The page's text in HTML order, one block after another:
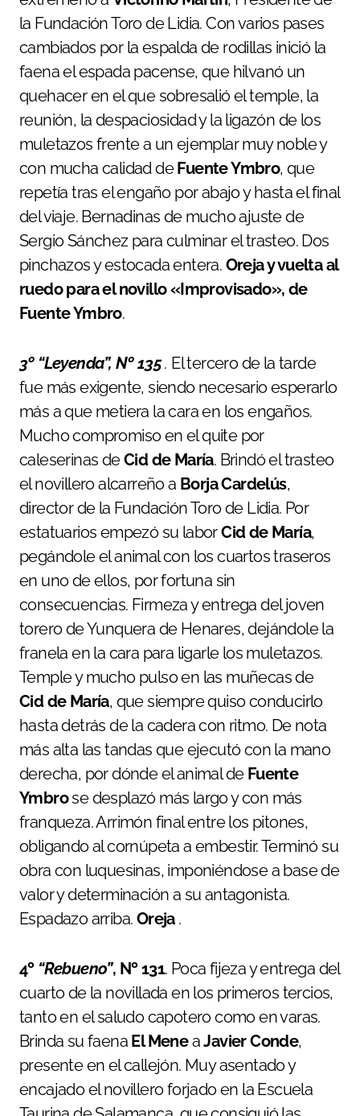
la Fundación Toro de Lidia. Con varios pases
cambiados por la espalda de rodillas inició la
faena el espada pacense, que hilvanó un
quehacer en el que sobresalió el temple, la
reunión, la despaciosidad y la ligazón de los
muletazos frente a un ejemplar muy noble y
con mucha calidad deFuente Ymbro, que
repetía tras el engaño por abajo y hasta el final
del viaje. Bernadinas de mucho ajuste de
Sergio Sánchez para culminar el trasteo. Dos
pinchazos y estocada entera. Oreja y vuelta al
ruedo para el novillo «Improvisado», de
Fuente Ymbro.
3º “Leyenda”, Nº 135. El tercero de la tarde
fue más exigente, siendo necesario esperarlo
más a que metiera la cara en los engaños.
Mucho compromiso en el quite por
caleserinas deCidde María. Brindó el trasteo
el novillero alcarreño a BorjaCardelús,
director de la Fundación Toro de Lidia. Por
estatuarios empezó su laborCid de María,
pegándole el animal con los cuartos traseros
en uno de ellos, por fortuna sin
consecuencias. Firmeza y entrega del joven
torero de Yunquera de Henares, dejándole la
franela en la cara para ligarle los muletazos.
Temple y mucho pulso en las muñecas de
Cid de María, que siempre quiso conducirlo
hasta detrás de la cadera con ritmo. De nota
más alta las tandas que ejecutó con la mano
derecha, por dónde el animal de Fuente
Ymbrose desplazó más largo y con más
franqueza. Arrimón final entre los pitones,
obligando al cornúpeta a embestir. Terminó su
obra con luquesinas, imponiéndose a base de
valor y determinación a su antagonista.
Espadazo arriba. Oreja .
4º “Rebueno”, Nº 131. Poca fijeza y entrega del
cuarto de la novillada en los primeros tercios,
tanto en el saludo capotero como en varas.
Brinda su faena El MeneaJavier Conde,
presente en el callejón. Muy asentado y
encajado el novillero forjado en la Escuela